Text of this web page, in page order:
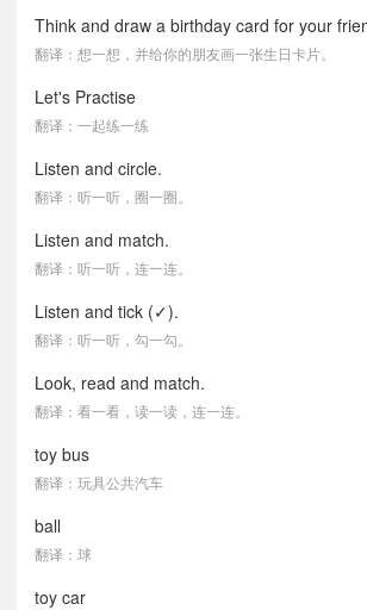
Think and draw a birthday card for your
翻译：想一想，并给你的朋友画一张生日卡片。
Let's Practise
翻译：一起练一练
Listen and circle.
翻译：听一听，圈一圈。
Listen and match.
翻译：听一听，连一连。
Listen and tick (✓).
翻译：听一听，勾一勾。
Look, read and match.
翻译：看一看，读一读，连一连。
toy bus
翻译：玩具公共汽车
ball
翻译：球
toy car